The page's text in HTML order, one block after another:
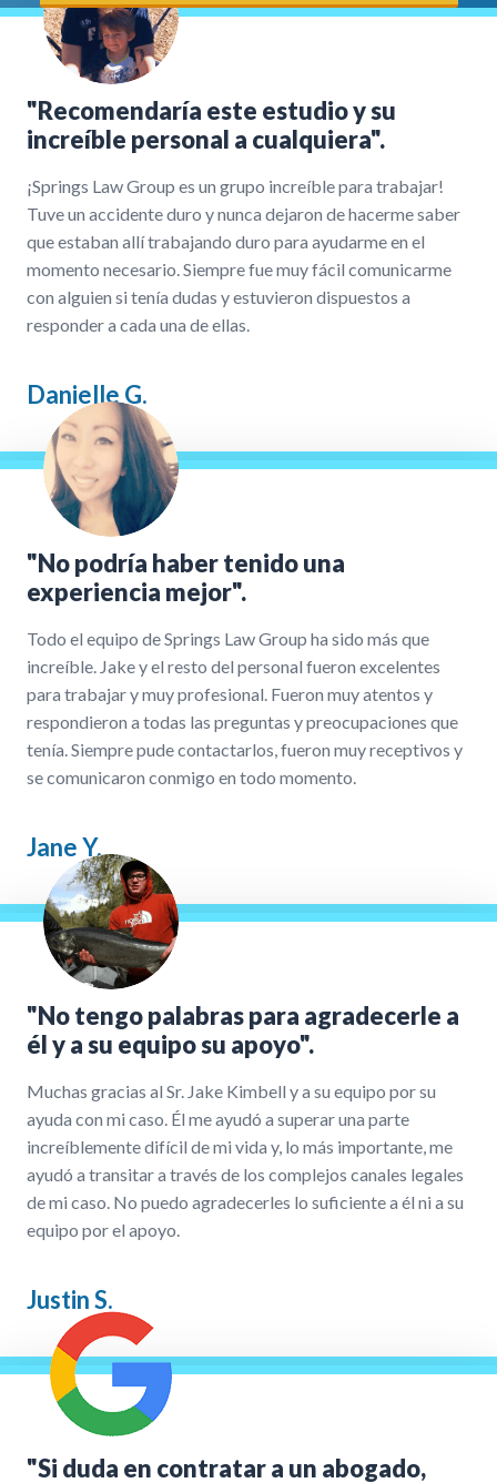
"Recomendaría este estudio y su
increíble personal a cualquiera".
¡Springs Law Group es un grupo increíble para trabajar!
Tuve un accidente duro y nunca dejaron de hacerme saber
que estaban allí trabajando duro para ayudarme en el
momento necesario. Siempre fue muy fácil comunicarme
con alguien si tenía dudas y estuvieron dispuestos a
responder a cada una de ellas.
Danielle G.
"No podría haber tenido una
experiencia mejor".
Todo el equipo de Springs Law Group ha sido más que
increíble. Jake y el resto del personal fueron excelentes
para trabajar y muy profesional. Fueron muy atentos y
respondieron a todas las preguntas y preocupaciones que
tenía. Siempre pude contactarlos, fueron muy receptivos y
se comunicaron conmigo en todo momento.
Jane Y.
"No tengo palabras para agradecerle a
él y a su equipo su apoyo".
Muchas gracias al Sr. Jake Kimbell y a su equipo por su
ayuda con mi caso. Él me ayudó a superar una parte
increíblemente difícil de mi vida y, lo más importante, me
ayudó a transitar a través de los complejos canales legales
de mi caso. No puedo agradecerles lo suficiente a él ni a su
equipo por el apoyo.
Justin S.
"Si duda en contratar a un abogado,